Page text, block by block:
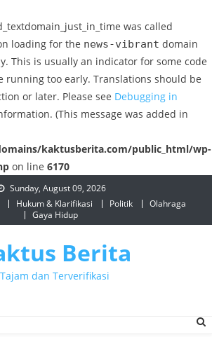
was called
loading for the news-vibrant domain
This is usually an indicator for some code
running too early. Translations should be
or later. Please see Debugging in
(This message was added in
kaktusberita.com/public_html/wp-
on line 6170
Sunday, August 09, 2026
Hukum & Klarifikasi Politik
Olahraga
Gaya Hidup
Berita
Tajam dan Terverifikasi